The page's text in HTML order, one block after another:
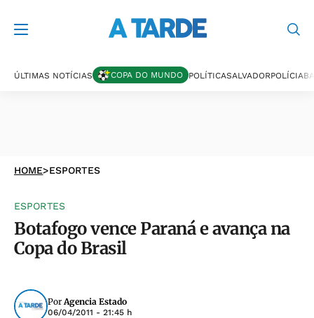
ÚLTIMAS NOTÍCIAS COPA DO MUNDO POLÍTICASALVADORPOLÍCIA
HOME>ESPORTES
ESPORTES
Botafogo vence Paraná e avança na
Copa do Brasil
PorAgencia Estado
06/04/2011 - 21:45 h